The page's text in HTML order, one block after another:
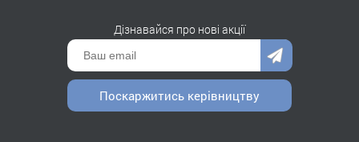
Дізнавайся про нові акції
Поскаржитись керівництву